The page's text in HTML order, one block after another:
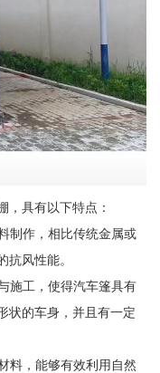
，具有以下特点：
制作，相比传统金属或
风性能。
施工，使得汽车篷具有
状的车身，并且有一定
料，能够有效利用自然